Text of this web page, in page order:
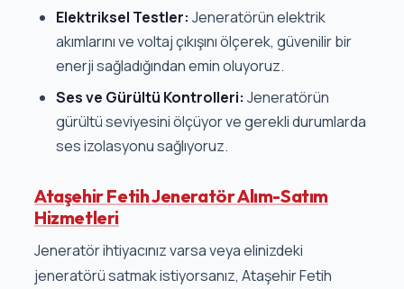
Elektriksel Testler: Jeneratörün elektrik
akımlarını ve voltaj çıkışını ölçerek, güvenilir bir
enerji sağladığından emin oluyoruz.
Ses ve Gürültü Kontrolleri: Jeneratörün
gürültü seviyesini ölçüyor ve gerekli durumlarda
ses izolasyonu sağlıyoruz.
Ataşehir Fetih Jeneratör Alım-Satım
Hizmetleri
Jeneratör ihtiyacınız varsa veya elinizdeki
jeneratörü satmak istiyorsanız, Ataşehir Fetih